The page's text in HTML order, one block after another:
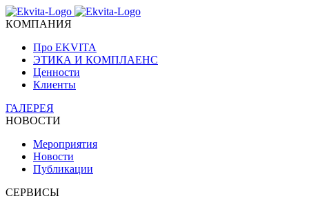
КОМПАНИЯ
Про EKVITA
ЭТИКА И КОМПЛАЕНС
Ценности
Клиенты
ГАЛЕРЕЯ
НОВОСТИ
Мероприятия
Новости
Публикации
СЕРВИСЫ